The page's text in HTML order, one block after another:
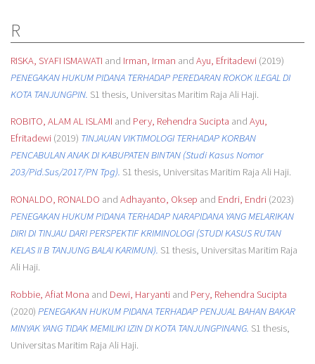
R
RISKA, SYAFI ISMAWATI and Irman, Irman and Ayu, Efritadewi(2019)
PENEGAKAN HUKUM PIDANA TERHADAP PEREDARAN ROKOK ILEGAL DI
KOTA TANJUNGPIN. S1 thesis, Universitas Maritim Raja Ali Haji.
ROBITO, ALAM AL ISLAMI and Pery, Rehendra Sucipta and Ayu,
Efritadewi(2019) TINJAUAN VIKTIMOLOGI TERHADAP KORBAN
PENCABULAN ANAK DI KABUPATEN BINTAN (Studi Kasus Nomor
203/Pid.Sus/2017/PN Tpg). S1 thesis, Universitas Maritim Raja Ali Haji.
RONALDO, RONALDO and Adhayanto, Oksep and Endri, Endri(2023)
PENEGAKAN HUKUM PIDANA TERHADAP NARAPIDANA YANG MELARIKAN
DIRI DI TINJAU DARI PERSPEKTIF KRIMINOLOGI (STUDI KASUS RUTAN
KELAS II B TANJUNG BALAI KARIMUN). S1 thesis, Universitas Maritim Raja
Ali Haji.
Robbie, Afiat Mona and Dewi, Haryantiand Pery, Rehendra Sucipta
(2020) PENEGAKAN HUKUM PIDANA TERHADAP PENJUAL BAHAN BAKAR
MINYAK YANG TIDAK MEMILIKI IZIN DI KOTA TANJUNGPINANG. S1 thesis,
Universitas Maritim Raja Ali Haji.